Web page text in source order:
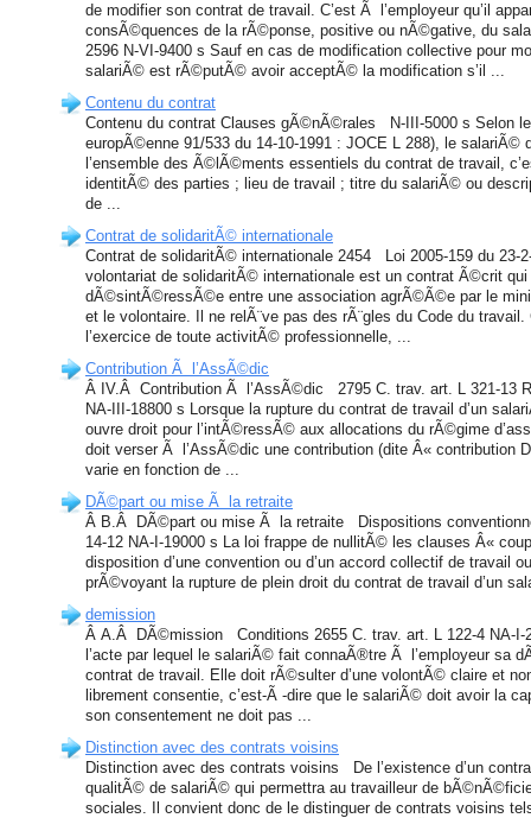
de modifier son contrat de travail. C’est Ã l’employeur qu’il
consÃ©quences de la rÃ©ponse, positive ou nÃ©gative, du
2596 N-VI-9400 s Sauf en cas de modification collective pour
salariÃ© est rÃ©putÃ© avoir acceptÃ© la modification s’il ...
Contenu du contrat
Contenu du contrat Clauses gÃ©nÃ©rales N-III-5000 s Selon
europÃ©enne 91/533 du 14-10-1991 : JOCE L 288), le salariÃ©
l’ensemble des Ã©lÃ©ments essentiels du contrat de travail,
identitÃ© des parties ; lieu de travail ; titre du salariÃ© ou
de ...
Contrat de solidaritÃ© internationale
Contrat de solidaritÃ© internationale 2454 Loi 2005-159 du 23-
volontariat de solidaritÃ© internationale est un contrat Ã©crit qui
dÃ©sintÃ©ressÃ©e entre une association agrÃ©Ã©e par le
et le volontaire. Il ne relÃ¨ve pas des rÃ¨gles du Code du
l’exercice de toute activitÃ© professionnelle, ...
Contribution Ã l’AssÃ©dic
Â IV.Â Contribution Ã l’AssÃ©dic 2795 C. trav. art. L 321-13
NA-III-18800 s Lorsque la rupture du contrat de travail d’un
ouvre droit pour l’intÃ©ressÃ© aux allocations du rÃ©gime
doit verser Ã l’AssÃ©dic une contribution (dite Â« contribution
varie en fonction de ...
DÃ©part ou mise Ã la retraite
Â B.Â DÃ©part ou mise Ã la retraite Dispositions
14-12 NA-I-19000 s La loi frappe de nullitÃ© les clauses Â«
disposition d’une convention ou d’un accord collectif de travail
prÃ©voyant la rupture de plein droit du contrat de travail d’un
demission
Â A.Â DÃ©mission Conditions 2655 C. trav. art. L 122-4 NA-I-
l’acte par lequel le salariÃ© fait connaÃ®tre Ã l’employeur sa
contrat de travail. Elle doit rÃ©sulter d’une volontÃ© claire et
librement consentie, c’est-Ã -dire que le salariÃ© doit avoir la
son consentement ne doit pas ...
Distinction avec des contrats voisins
Distinction avec des contrats voisins De l’existence d’un
qualitÃ© de salariÃ© qui permettra au travailleur de
sociales. Il convient donc de le distinguer de contrats voisins